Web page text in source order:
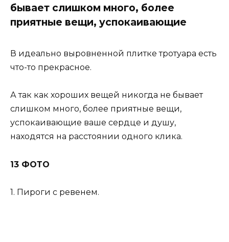
бывает слишком много, более
приятные вещи, успокаивающие
В идеально выровненной плитке тротуара есть
что-то прекрасное.
А так как хороших вещей никогда не бывает
слишком много, более приятные вещи,
успокаивающие ваше сердце и душу,
находятся на расстоянии одного клика.
13 ФОТО
1. Пироги с ревенем.